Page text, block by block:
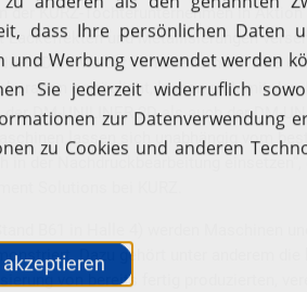
der KURZ-Tochterunternehmen in
Lackeffekten und Metallisierungen
2D sowie der von Steinemann DPE
ermöglicht, lassen sich mit
DM-UNILINER 2D als auch der DM-
lassen sich unabhängig vom
in der Nachdruckbearbeitung
B61 in Halle 4) werden Maschinen
Dazu gehört unter anderem
von bereits fertig produzierten,